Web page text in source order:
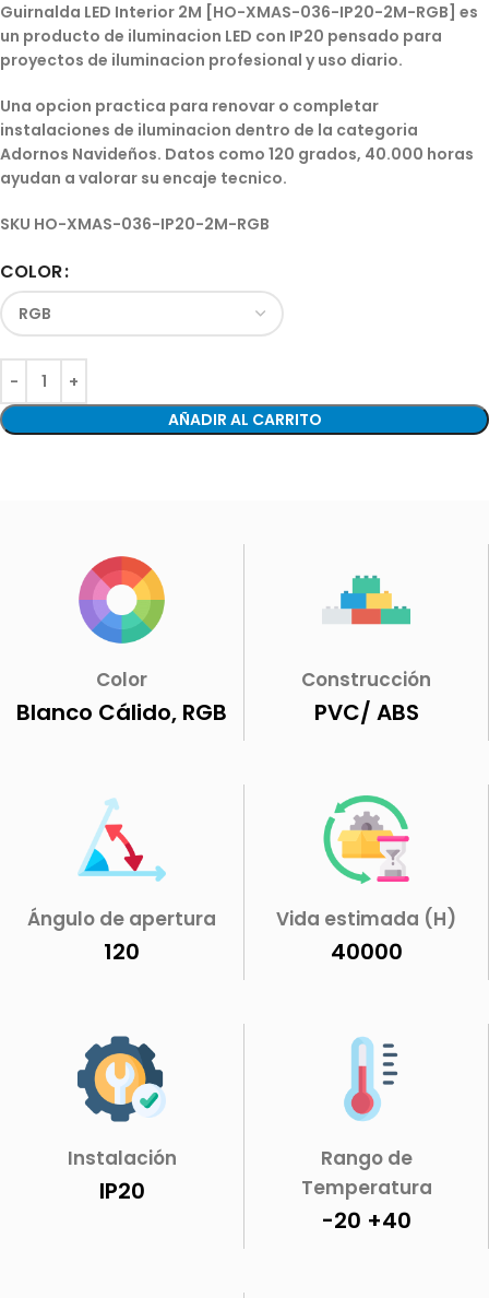
Guirnalda LED Interior 2M [HO-XMAS-036-IP20-2M-RGB] es
un producto de iluminacion LED con IP20 pensado para
proyectos de iluminacion profesional y uso diario.
Una opcion practica para renovar o completar
instalaciones de iluminacion dentro de la categoria
Adornos Navideños. Datos como 120 grados, 40.000 horas
ayudan a valorar su encaje tecnico.
SKU HO-XMAS-036-IP20-2M-RGB
COLOR
AÑADIR AL CARRITO
Color
Blanco Cálido, RGB
Construcción
PVC/ ABS
Ángulo de apertura
120
Vida estimada (H)
40000
Instalación
IP20
Rango de
Temperatura
-20 +40